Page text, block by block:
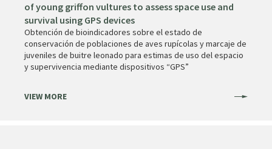
of young griffon vultures to assess space use and
survival using GPS devices
Obtención de bioindicadores sobre el estado de
conservación de poblaciones de aves rupícolas y marcaje de
juveniles de buitre leonado para estimas de uso del espacio
y supervivencia mediante dispositivos “GPS”
VIEW MORE